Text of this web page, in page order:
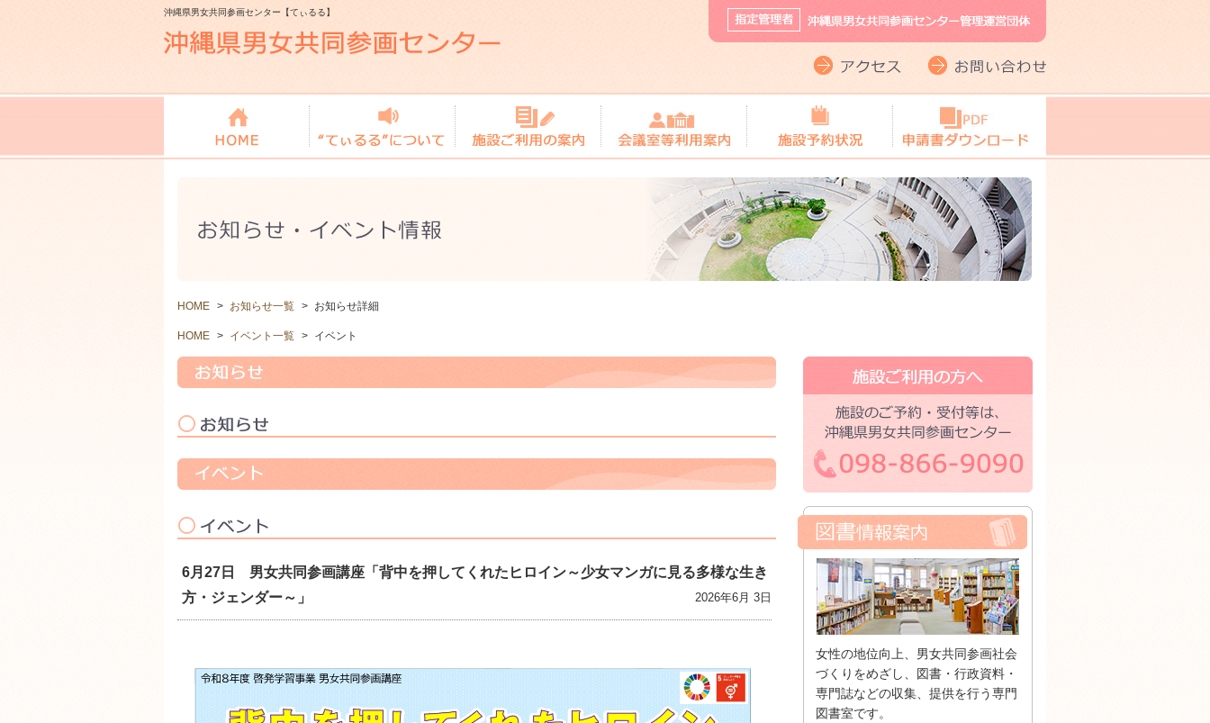
沖縄県男女共同参画センター【てぃるる】
HOME > お知らせ一覧 > お知らせ詳細
HOME > イベント一覧 > イベント
6月27日 男女共同参画講座「背中を押してくれたヒロイン～少女マンガに見る多様な生き
方・ジェンダー～」
2026年6月 3日
女性の地位向上、男女共同参画社会
づくりをめざし、図書・行政資料・
専門誌などの収集、提供を行う専門
図書室です。